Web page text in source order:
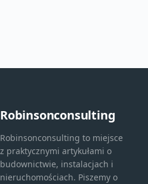
Robinsonconsulting
Robinsonconsulting to miejsce
z praktycznymi artykułami o
budownictwie, instalacjach i
nieruchomościach. Piszemy o